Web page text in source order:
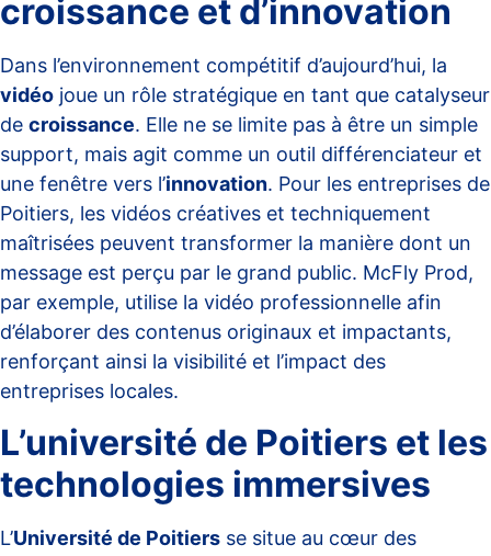
croissance et d’innovation
Dans l’environnement compétitif d’aujourd’hui, la
vidéo joue un rôle stratégique en tant que catalyseur
de croissance. Elle ne se limite pas à être un simple
support, mais agit comme un outil différenciateur et
une fenêtre vers l’innovation. Pour les entreprises de
Poitiers, les vidéos créatives et techniquement
maîtrisées peuvent transformer la manière dont un
message est perçu par le grand public. McFly Prod,
par exemple, utilise la vidéo professionnelle afin
d’élaborer des contenus originaux et impactants,
renforçant ainsi la visibilité et l’impact des
entreprises locales.
L’université de Poitiers et les
technologies immersives
L’Université de Poitiers se situe au cœur des